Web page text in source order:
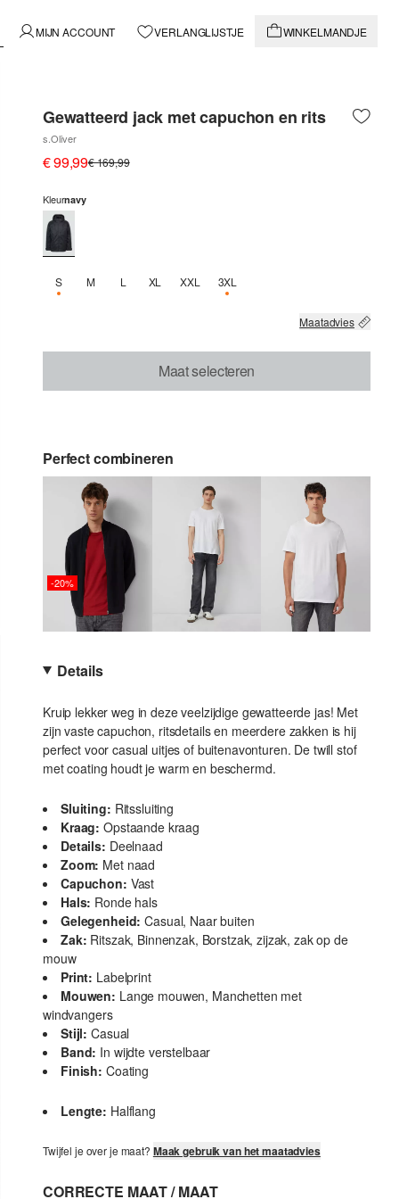
MIJN ACCOUNT VERLANGLIJSTJE WINKELMANDJE
Gewatteerd jack met capuchon en rits
s.Oliver
€ 99,99€ 169,99
Kleurnavy
SNOG 1 BESCHIKBAAR
M L XL XXL 3XLNOG 1 BESCHIKBAAR
Maatadvies
Maat selecteren
Perfect combineren
-20%
Details
Kruip lekker weg in deze veelzijdige gewatteerde jas! Met
zijn vaste capuchon, ritsdetails en meerdere zakken is hij
perfect voor casual uitjes of buitenavonturen. De twill stof
met coating houdt je warm en beschermd.
Sluiting: Ritssluiting
Kraag: Opstaande kraag
Details: Deelnaad
Zoom: Met naad
Capuchon: Vast
Hals: Ronde hals
Gelegenheid: Casual, Naar buiten
Zak: Ritszak, Binnenzak, Borstzak, zijzak, zak op de
mouw
Print: Labelprint
Mouwen: Lange mouwen, Manchetten met
windvangers
Stijl: Casual
Band: In wijdte verstelbaar
Finish: Coating
Lengte: Halflang
Twijfel je over je maat? Maak gebruik van het maatadvies
CORRECTE MAAT / MAAT